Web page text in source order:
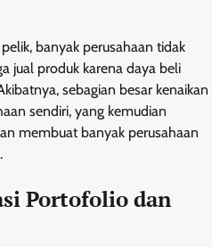
banyak perusahaan tidak
jual produk karena daya beli
sebagian besar kenaikan
sendiri, yang kemudian
membuat banyak perusahaan
Portofolio dan